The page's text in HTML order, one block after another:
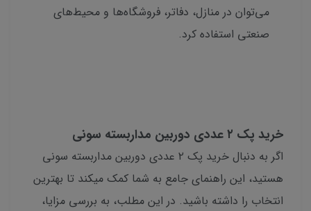
می‌توان در منازل، دفاتر، فروشگاه‌ها و محیط‌های
صنعتی استفاده کرد.
خرید پک ۲ عددی دوربین مداربسته سونی
اگر به دنبال خرید پک ۲ عددی دوربین مداربسته سونی
هستید، این راهنمای جامع به شما کمک میکند تا بهترین
انتخاب را داشته باشید. در این مطلب، به بررسی مزایا،